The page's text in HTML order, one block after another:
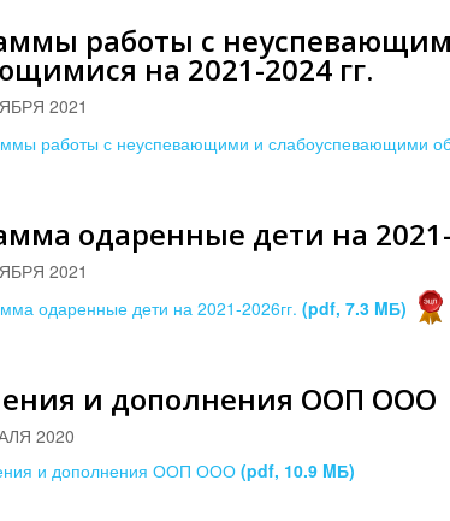
работы с
на 2021-2024 гг.
2021
работы с неуспевающими и слабоуспевающими
одаренные дети на 2021-
2021
одаренные дети на 2021-2026гг. (pdf, 7.3 MБ)
и дополнения ООП ООО
2020
и дополнения ООП ООО(pdf, 10.9 MБ)